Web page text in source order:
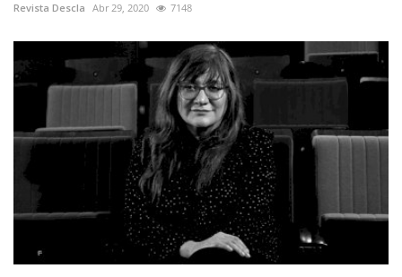
Revista Descla Abr 29, 2020 7148